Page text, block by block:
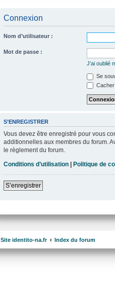
Connexion
Nom d’utilisateur :
Mot de passe :
J’ai oublié
Se
S’ENREGISTRER
Vous devez être enregistré pour vous
additionnelles aux membres du forum.
le règlement du forum.
Conditions d’utilisation | Politique de
S’enregistrer
Site identito-na.fr Index du forum